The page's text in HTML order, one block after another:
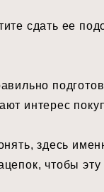
сдать ее
интерес
здесь
чтобы